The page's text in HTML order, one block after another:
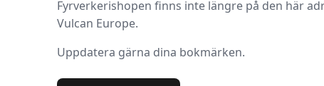
Fyrverkerishopen finns inte längre på den här
Vulcan Europe.
Uppdatera gärna dina bokmärken.